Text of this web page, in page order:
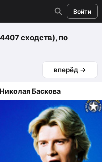
Войти
сходств), по
вперёд →
Баскова